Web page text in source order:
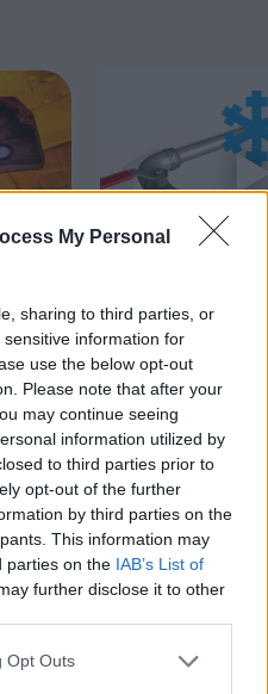
My Personal
sharing to third parties, or
information for
use the below opt-out
Please note that after your
may continue seeing
information utilized by
to third parties prior to
opt-out of the further
by third parties on the
This information may
parties on the IAB’s List of
further disclose it to other
uses one or more Google
Opt Outs
Prečo klasická
potrubia v
ako to vyriešiť
MESIAC
ktoré slnko svieti celý